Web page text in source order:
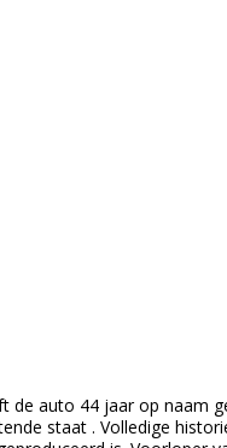
de auto 44 jaar op naam
staat . Volledige